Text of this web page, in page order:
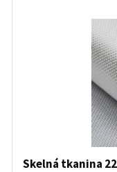
Skelná tkanina